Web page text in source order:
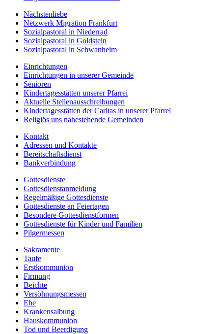
Nächstenliebe
Netzwerk Migration Frankfurt
Sozialpastoral in Niederrad
Sozialpastoral in Goldstein
Sozialpastoral in Schwanheim
Einrichtungen
Einrichtungen in unserer Gemeinde
Senioren
Kindertagesstätten unserer Pfarrei
Aktuelle Stellenausschreibungen
Kindertagesstätten der Caritas in unserer Pfarrei
Religiös uns nahestehende Gemeinden
Kontakt
Adressen und Kontakte
Bereitschaftsdienst
Bankverbindung
Gottesdienste
Gottesdienstanmeldung
Regelmäßige Gottesdienste
Gottesdienste an Feiertagen
Besondere Gottesdienstformen
Gottesdienste für Kinder und Familien
Pilgermessen
Sakramente
Taufe
Erstkommunion
Firmung
Beichte
Versöhnungsmessen
Ehe
Krankensalbung
Hauskommunion
Tod und Beerdigung